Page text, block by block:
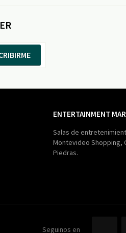
ENTERTAINMENT
Salas de
Montevideo Shopping,
Piedras.
Seguinos en